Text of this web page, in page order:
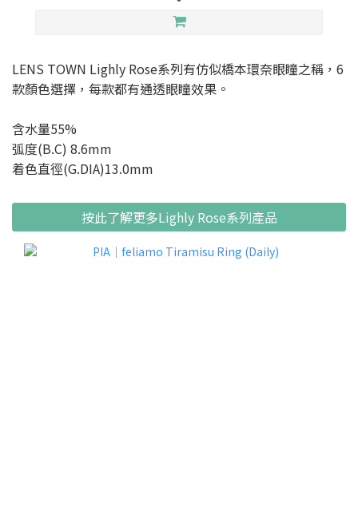
LENS TOWN Lighly Rose系列有仿似橋本環奈眼瞳之稱，6
款顏色選擇，每款都有通透眼瞳效果。
含水量55%
弧度(B.C) 8.6mm
着色直徑(G.DIA)13.0mm
按此了解更多Lighly Rose系列產品